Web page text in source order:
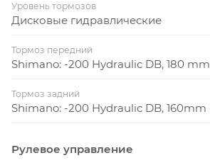
Уровень тормозов
Дисковые гидравлические
Тормоз передний
Shimano: -200 Hydraulic DB, 180 mm
Тормоз задний
Shimano: -200 Hydraulic DB, 160mm
Рулевое управление